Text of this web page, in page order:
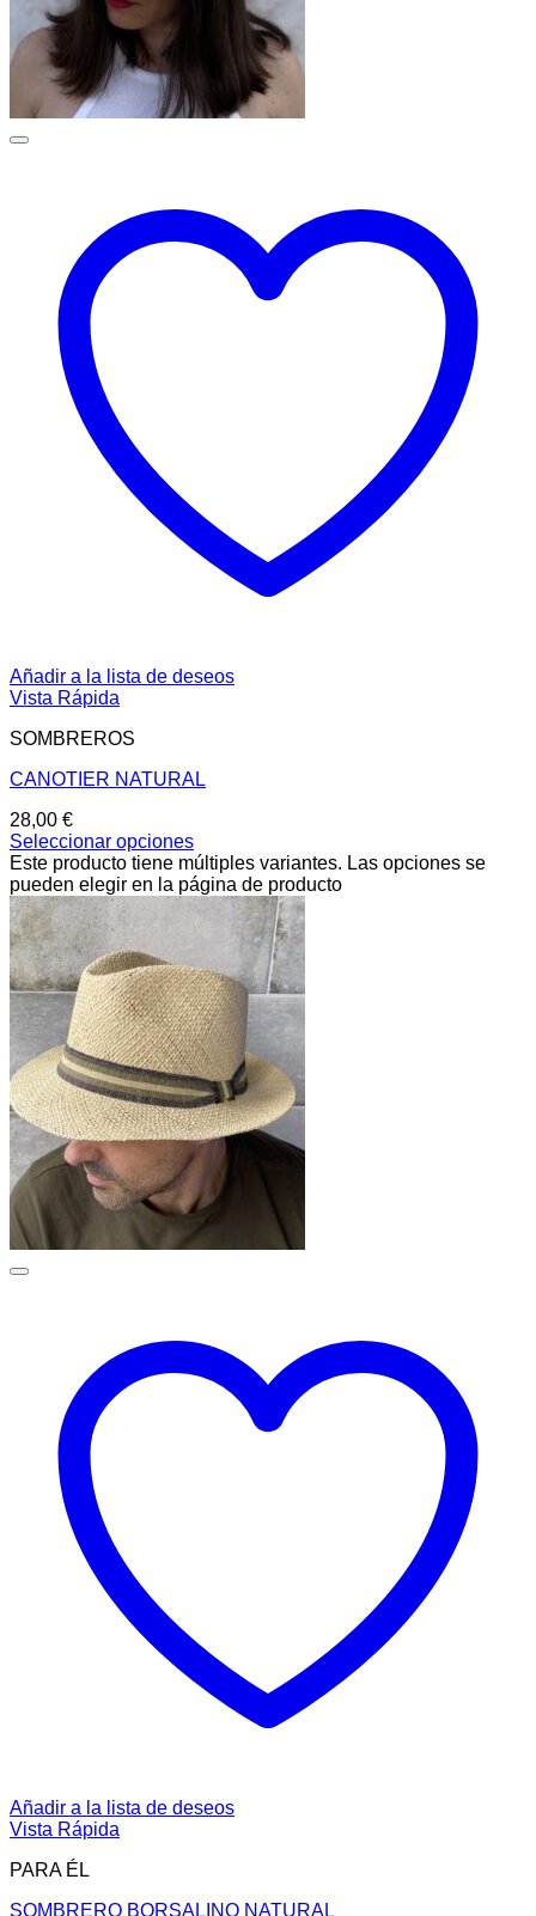
Añadir a la lista de deseos
Vista Rápida
SOMBREROS
CANOTIER NATURAL
28,00 €
Seleccionar opciones
Este producto tiene múltiples variantes. Las opciones se
pueden elegir en la página de producto
Añadir a la lista de deseos
Vista Rápida
PARA ÉL
SOMBRERO BORSALINO NATURAL